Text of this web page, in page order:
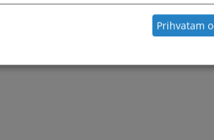
Visoko sudsko i tužilačko vijećePrihvatam